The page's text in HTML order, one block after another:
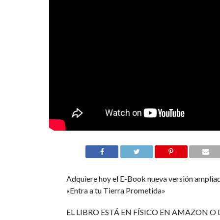
Adquiere hoy el E-Book nueva versión
«Entra a tu Tierra Prometida»
EL LIBRO ESTÁ EN FÍSICO EN AMAZON O